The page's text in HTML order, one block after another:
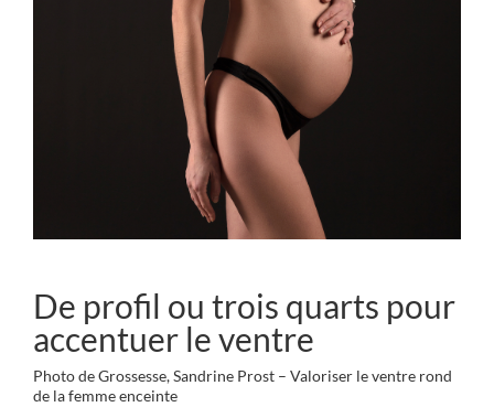
De profil ou trois quarts pour
accentuer le ventre
Photo de Grossesse, Sandrine Prost – Valoriser le ventre rond
de la femme enceinte